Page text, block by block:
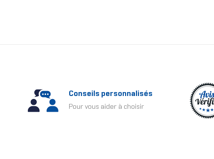
Conseils personnalisés
Pour vous aider à choisir